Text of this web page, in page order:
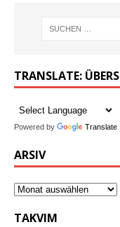
TRANSLATE:
Powered by Translate
ARSIV
TAKVIM